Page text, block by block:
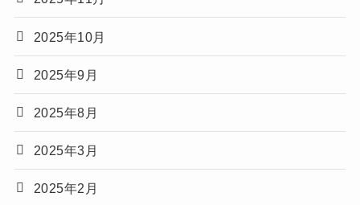
2025年10月
2025年9月
2025年8月
2025年3月
2025年2月